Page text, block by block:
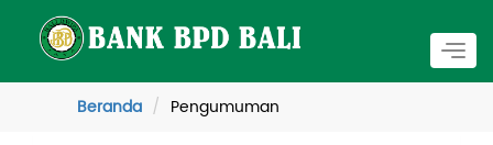
Beranda
Pengumuman